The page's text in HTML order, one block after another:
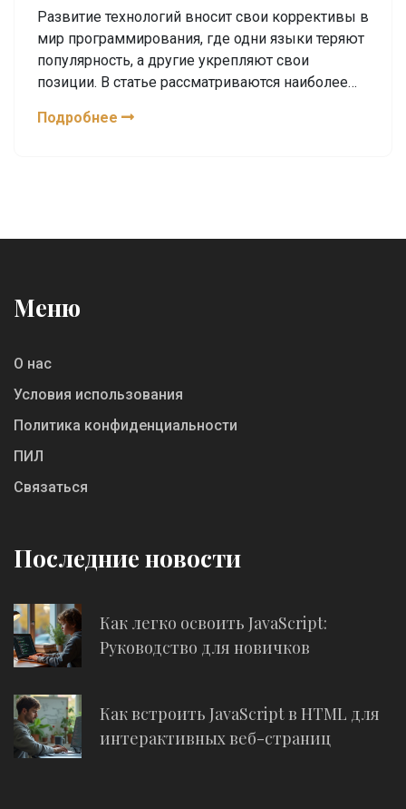
Развитие технологий вносит свои коррективы в
мир программирования, где одни языки теряют
популярность, а другие укрепляют свои
позиции. В статье рассматриваются наиболее
программирования в 2024 году. Она содержит
Подробнее
Меню
О нас
Условия использования
Политика конфиденциальности
ПИЛ
Связаться
Последние новости
Как легко освоить JavaScript:
Руководство для новичков
Как встроить JavaScript в HTML для
интерактивных веб-страниц